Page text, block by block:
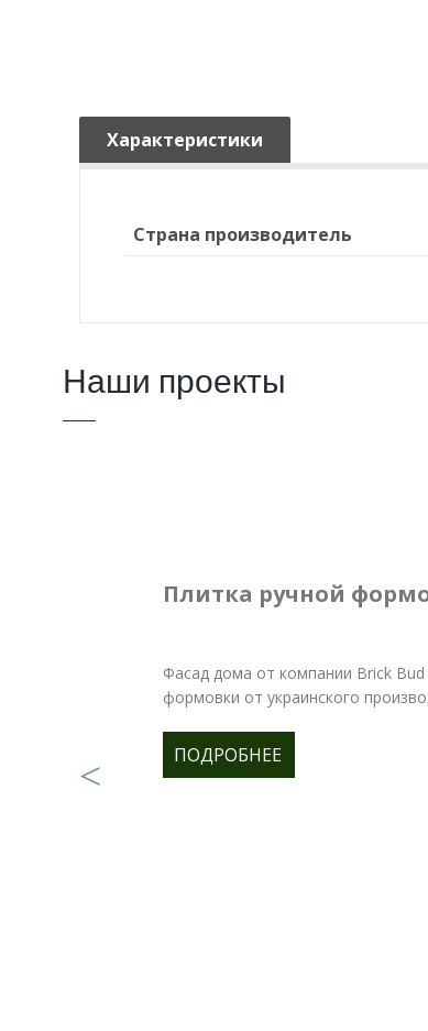
Характеристики
Страна производитель
Наши проекты
Плитка ручной
Фасад дома от компании Brick
формовки от украинского
ПОДРОБНЕЕ